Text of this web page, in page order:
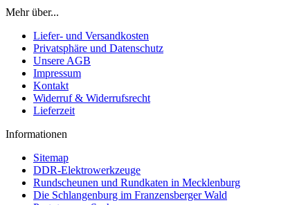
Mehr über...
Liefer- und Versandkosten
Privatsphäre und Datenschutz
Unsere AGB
Impressum
Kontakt
Widerruf & Widerrufsrecht
Lieferzeit
Informationen
Sitemap
DDR-Elektrowerkzeuge
Rundscheunen und Rundkaten in Mecklenburg
Die Schlangenburg im Franzensberger Wald